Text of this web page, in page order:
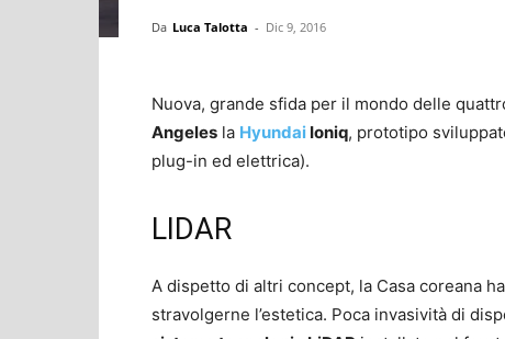
Da Luca Talotta - Dic 9, 2016
Nuova, grande sfida per il mondo delle
Angeles la Hyundai Ioniq, prototipo
plug-in ed elettrica).
LIDAR
A dispetto di altri concept, la Casa coreana
stravolgerne l’estetica. Poca invasività di